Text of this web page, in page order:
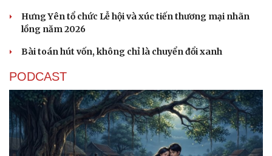
Hưng Yên tổ chức Lễ hội và xúc tiến thương mại nhãn
lồng năm 2026
Bài toán hút vốn, không chỉ là chuyển đổi xanh
PODCAST